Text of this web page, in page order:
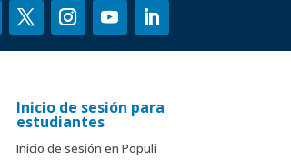
Inicio de sesión para
estudiantes
Inicio de sesión en Populi